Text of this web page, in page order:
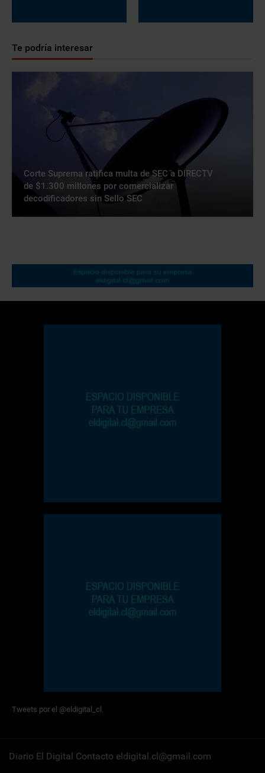
Te podría interesar
Corte Suprema ratifica multa de SEC a DIRECTV
de $1.300 millones por comercializar
decodificadores sin Sello SEC
Tweets por el @eldigital_cl.
Diario El Digital Contacto eldigital.cl@gmail.com